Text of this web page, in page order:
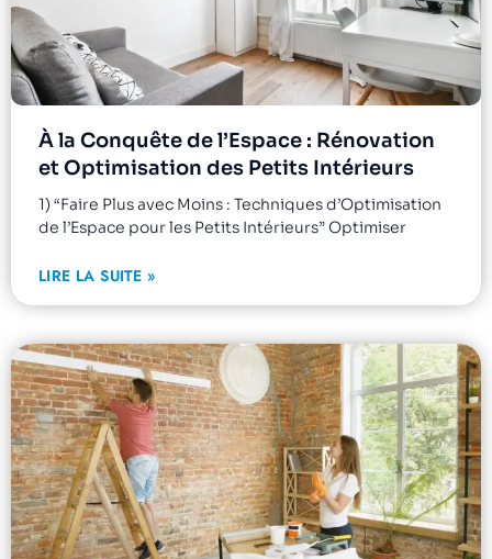
À la Conquête de l’Espace : Rénovation
et Optimisation des Petits Intérieurs
1) “Faire Plus avec Moins : Techniques d’Optimisation
de l’Espace pour les Petits Intérieurs” Optimiser
LIRE LA SUITE »